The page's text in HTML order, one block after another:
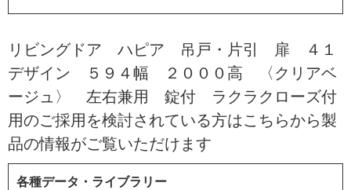
リビングドア ハピア 吊戸・片引 扉 ４１
デザイン ５９４幅 ２０００高 〈クリアベ
ージュ〉 左右兼用 錠付 ラクラクローズ付
用のご採用を検討されている方はこちらから製
品の情報がご覧いただけます
各種データ・ライブラリー